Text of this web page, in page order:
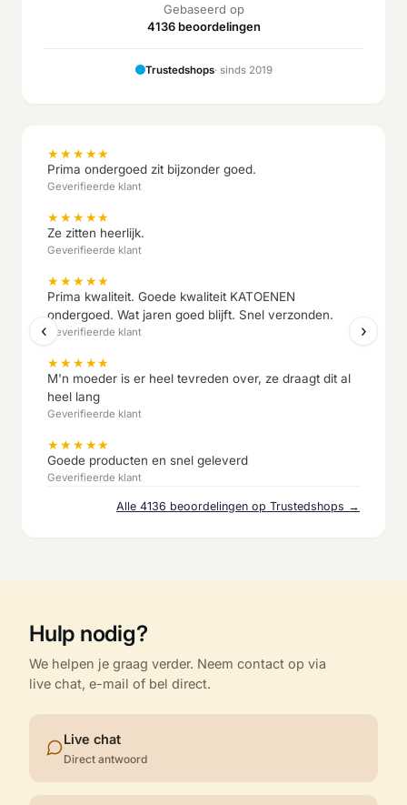
Gebaseerd op
4136 beoordelingen
Trustedshops· sinds 2019
★★★★★
Prima ondergoed zit bijzonder goed.
Geverifieerde klant
★★★★★
Ze zitten heerlijk.
Geverifieerde klant
★★★★★
Prima kwaliteit. Goede kwaliteit KATOENEN
ondergoed. Wat jaren goed blijft. Snel verzonden.
Geverifieerde klant
★★★★★
M'n moeder is er heel tevreden over, ze draagt dit al
heel lang
Geverifieerde klant
★★★★★
Goede producten en snel geleverd
Geverifieerde klant
‹ ›
Alle 4136 beoordelingen op Trustedshops →
Hulp nodig?
We helpen je graag verder. Neem contact op via
live chat, e-mail of bel direct.
Live chat
Direct antwoord